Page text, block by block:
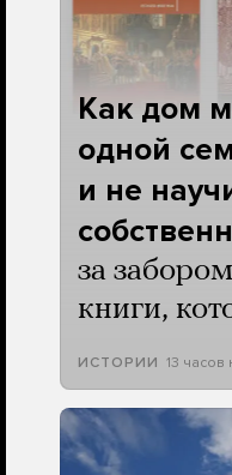
Как дом
одной
и не
за
книги,
ИСТОРИИ 13 часов